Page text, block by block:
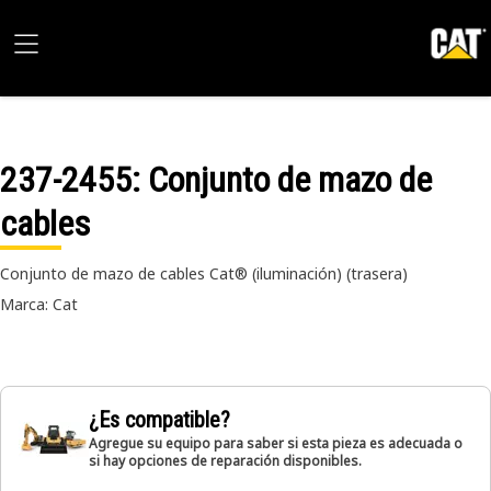
237-2455: Conjunto de mazo de
cables
Conjunto de mazo de cables Cat® (iluminación) (trasera)
Marca: Cat
¿Es compatible?
Agregue su equipo para saber si esta pieza es adecuada o
si hay opciones de reparación disponibles.